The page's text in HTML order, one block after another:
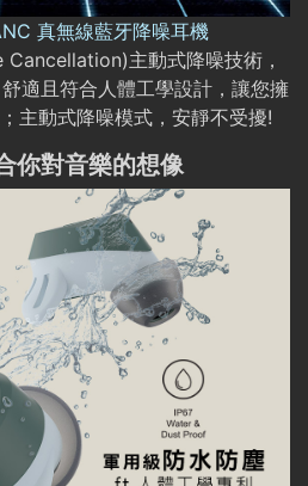
真無線藍牙降噪耳機
主動式降噪技術，
適且符合人體工學設計，讓您擁
主動式降噪模式，安靜不受擾!
你對音樂的想像